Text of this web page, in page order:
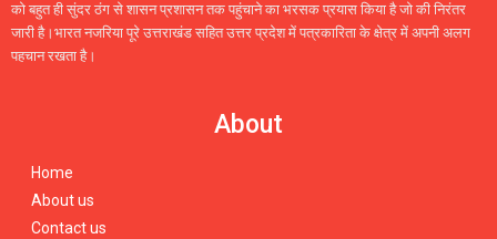
को बहुत ही सुंदर ठंग से शासन प्रशासन तक पहुंचाने का भरसक प्रयास किया है जो की निरंतर
जारी है।भारत नजरिया पूरे उत्तराखंड सहित उत्तर प्रदेश में पत्रकारिता के क्षेत्र में अपनी अलग
पहचान रखता है।
About
Home
About us
Contact us